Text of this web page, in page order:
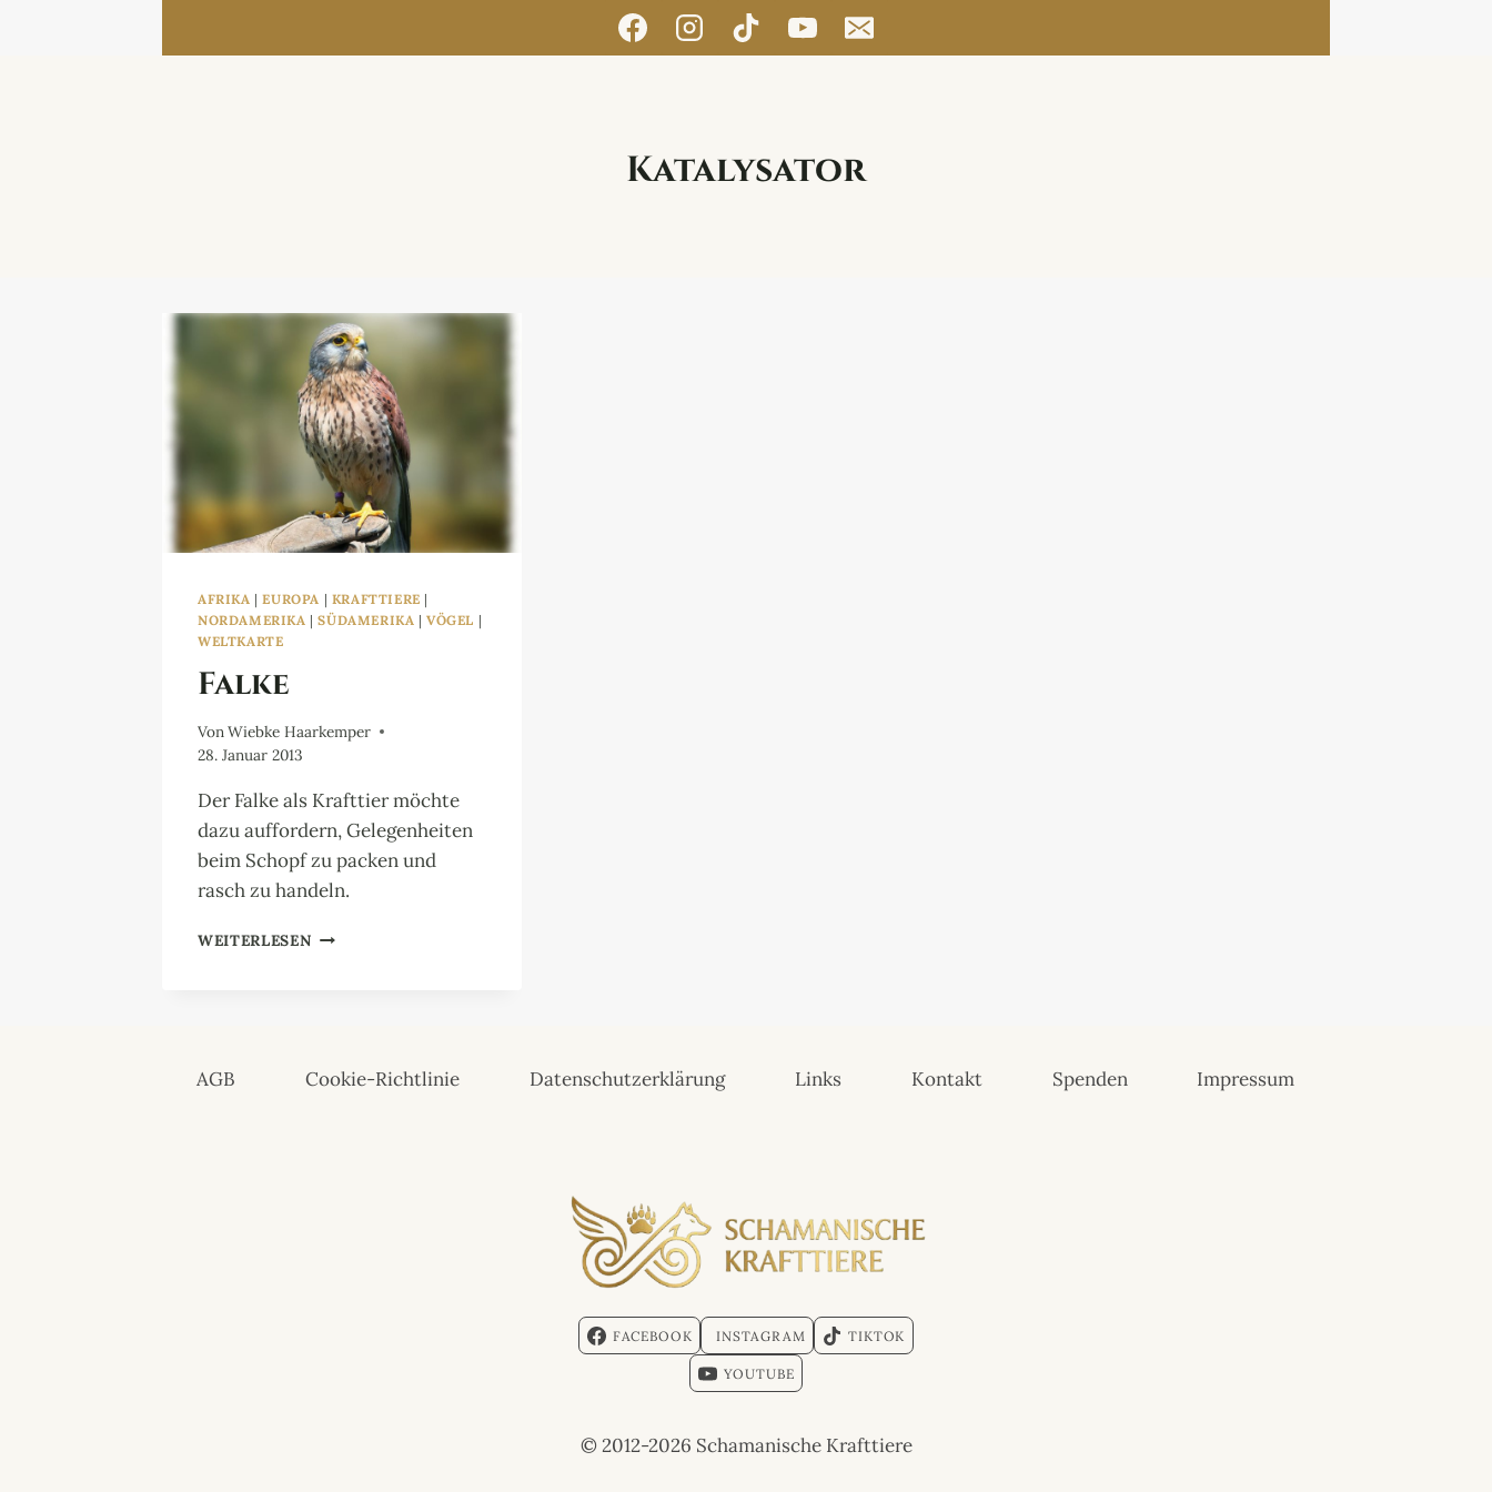
Katalysator
AFRIKA |EUROPA | KRAFTTIERE |
NORDAMERIKA |SÜDAMERIKA |VÖGEL |
WELTKARTE
Falke
VonWiebke Haarkemper
28. Januar 2013
Der Falke als Krafttier möchte
dazu auffordern, Gelegenheiten
beim Schopf zu packen und
rasch zu handeln.
WEITERLESEN FALKE
AGB Cookie-Richtlinie Datenschutzerklärung Links Kontakt Spenden Impressum
FACEBOOK INSTAGRAM TIKTOK
YOUTUBE
© 2012-2026 Schamanische Krafttiere